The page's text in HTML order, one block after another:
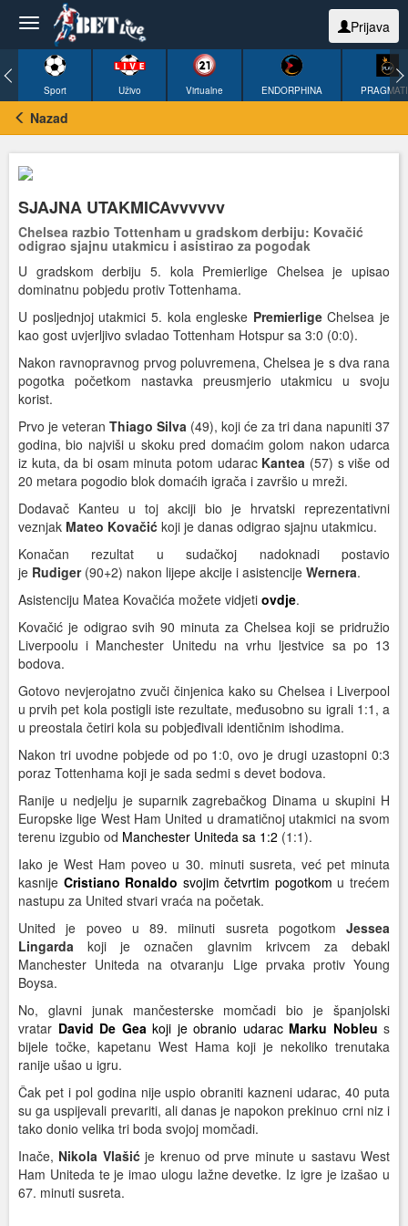
Prijava
Sport Uživo Virtualne ENDORPHINA
Nazad
SJAJNA UTAKMICAvvvvvv
Chelsea razbio Tottenham u gradskom derbiju: Kovačić
odigrao sjajnu utakmicu i asistirao za pogodak
U gradskom derbiju 5. kola Premierlige Chelsea je upisao
dominatnu pobjedu protiv Tottenhama.
U posljednjoj utakmici 5. kola engleske PremierligeChelsea je
kao gost uvjerljivo svladao Tottenham Hotspur sa 3:0 (0:0).
Nakon ravnopravnog prvog poluvremena, Chelsea je s dva rana
pogotka početkom nastavka preusmjerio utakmicu u svoju
korist.
Prvo je veteran Thiago Silva (49), koji će za tri dana napuniti 37
godina, bio najviši u skoku pred domaćim golom nakon udarca
iz kuta, da bi osam minuta potom udaracKantea (57) s više od
20 metara pogodio blok domaćih igrača i završio u mreži.
Dodavač Kanteu u toj akciji bio je hrvatski reprezentativni
veznjak Mateo Kovačić koji je danas odigrao sjajnu utakmicu.
Konačan rezultat u sudačkoj nadoknadi postavio
je Rudiger(90+2) nakon lijepe akcije i asistencije Wernera.
Asistenciju Matea Kovačića možete vidjeti ovdje.
Kovačić je odigrao svih 90 minuta za Chelsea koji se pridružio
Liverpoolu i Manchester Unitedu na vrhu ljestvice sa po 13
bodova.
Gotovo nevjerojatno zvuči činjenica kako su Chelsea i Liverpool
u prvih pet kola postigli iste rezultate, međusobno su igrali 1:1, a
u preostala četiri kola su pobjeđivali identičnim ishodima.
Nakon tri uvodne pobjede od po 1:0, ovo je drugi uzastopni 0:3
poraz Tottenhama koji je sada sedmi s devet bodova.
Ranije u nedjelju je suparnik zagrebačkog Dinama u skupini H
Europske lige West Ham United u dramatičnoj utakmici na svom
terenu izgubio od Manchester Uniteda sa 1:2 (1:1).
Iako je West Ham poveo u 30. minuti susreta, već pet minuta
kasnije Cristiano Ronaldo svojim četvrtim pogotkom u trećem
nastupu za United stvari vraća na početak.
United je poveo u 89. miinuti susreta pogotkom Jessea
Lingardakoji je označen glavnim krivcem za debakl
Manchester Uniteda na otvaranju Lige prvaka protiv Young
Boysa.
No, glavni junak mančesterske momčadi bio je španjolski
vratar David De Geakoji je obranio udarac Marku Nobleu s
bijele točke, kapetanu West Hama koji je nekoliko trenutaka
ranije ušao u igru.
Čak pet i pol godina nije uspio obraniti kazneni udarac, 40 puta
su ga uspijevali prevariti, ali danas je napokon prekinuo crni niz i
tako donio velika tri boda svojoj momčadi.
Inače, Nikola Vlašićje krenuo od prve minute u sastavu West
Ham Uniteda te je imao ulogu lažne devetke. Iz igre je izašao u
67. minuti susreta.